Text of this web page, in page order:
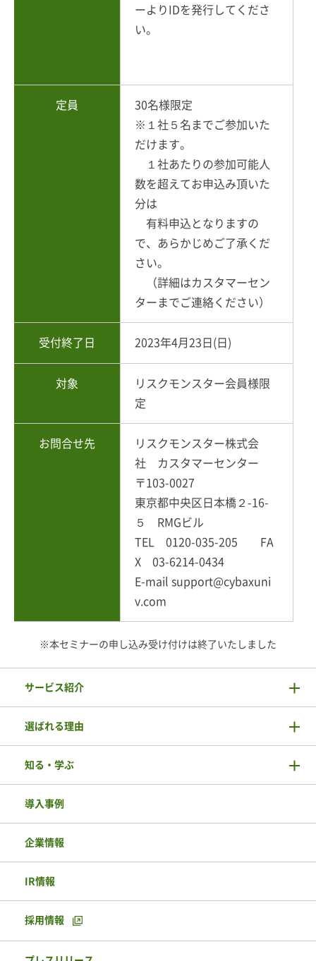
ーよりIDを発行してくださ
い。
定員
30名様限定
※１社５名までご参加いた
だけます。
１社あたりの参加可能人
数を超えてお申込み頂いた
分は
有料申込となりますの
で、あらかじめご了承くだ
さい。
（詳細はカスタマーセン
ターまでご連絡ください）
受付終了日 2023年4月23日(日)
対象
リスクモンスター会員様限
定
お問合せ先
リスクモンスター株式会
社 カスタマーセンター
〒103-0027
東京都中央区日本橋２-16-
５ RMGビル
TEL 0120-035-205 FA
X 03-6214-0434
E-mail support@cybaxuni
v.com
※本セミナーの申し込み受け付けは終了いたしました
サービス紹介
選ばれる理由
知る・学ぶ
導入事例
企業情報
IR情報
採用情報